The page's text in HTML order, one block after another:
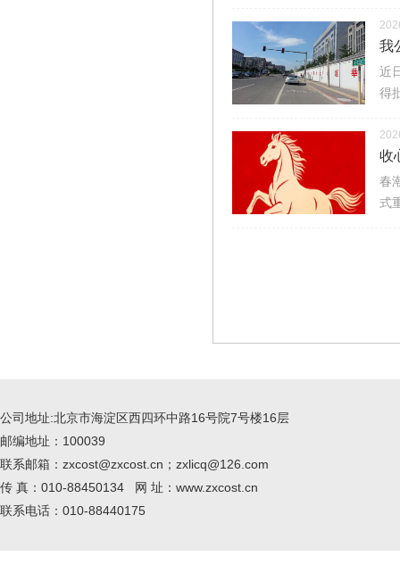
我
近
得
收
春
式
公司地址:北京市海淀区西四环中路16号院7号楼16层
邮编地址：100039
联系邮箱：zxcost@zxcost.cn；zxlicq@126.com
传 真：010-88450134 网 址：www.zxcost.cn
联系电话：010-88440175